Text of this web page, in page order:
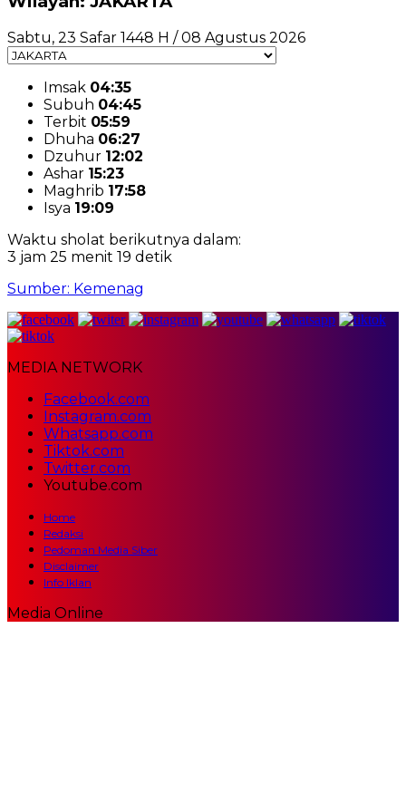
Sabtu, 23 Safar 1448 H / 08 Agustus 2026
Imsak 04:35
Subuh 04:45
Terbit 05:59
Dhuha 06:27
Dzuhur 12:02
Ashar 15:23
Maghrib 17:58
Isya 19:09
Waktu sholat berikutnya dalam:
3 jam 25 menit 19 detik
Sumber: Kemenag
MEDIA NETWORK
Facebook.com
Instagram.com
Whatsapp.com
Tiktok.com
Twitter.com
Youtube.com
Home
Redaksi
Pedoman Media Siber
Disclaimer
Info Iklan
Media Online